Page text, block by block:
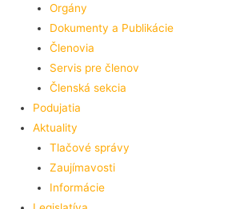
Orgány
Dokumenty a Publikácie
Členovia
Servis pre členov
Členská sekcia
Podujatia
Aktuality
Tlačové správy
Zaujímavosti
Informácie